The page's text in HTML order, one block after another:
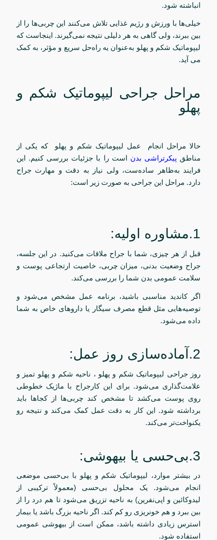
انباشته شود.
خیلی‌ها با ورزش و رژیم غذایی تلاش می‌کنند این چربی‌ها را از
بین ببرند، ولی گاهی به هر دلیلی نتیجه نمی‌گیرند. اینجاست که
لیپوماتیک شکم و پهلو به‌عنوان یه راه‌حل سریع و مؤثر، به کمک
می آید.
مراحل جراحی لیپوماتیک شکم و
پهلو
حالا مراحل انجام عمل لیپوماتیک شکم و پهلو که یکی از
مناطق پیکرتراشی بدن است را با جزئیات بررسی کنیم. این
فرایند به‌ظاهر ساده‌ست، ولی نیاز به دقت و مهارت جراح
دارد. مراحل این جراحی به صورت زیر است:
1.مشاوره اولیه:
قبل از هر چیزی، شما با جراح ملاقات می‌کنید. در این جلسه،
جراح وضعیت بدنی، میزان چربی، خاصیت ارتجاعی پوست و
سلامت عمومی‌ بدن شما را بررسی می‌کند.
اگر کاندید مناسبی باشید، برنامه عمل مشخص می‌شود و
توصیه‌هایی مثل قطع مصرف سیگار یا داروهای خاص به شما
داده می‌شود.
2.آماده‌سازی روز عمل:
روز جراحی لیپوماتیک شکم و پهلو ، ناحیه شکم و پهلو تمیز و
علامت‌گذاری می‌شود. برای این کارجراح با ماژیک خطوطی
روی پوست می‌کشد تا مشخص کند چربی‌ها از کجاها باید
برداشته شود. این کار به دقت عمل کمک می‌کند و نتیجه رو
یکنواخت‌تر می‌کند.
3.بی‌حسی یا بیهوشی:
در بیشتر موارد، لیپوماتیک شکم و پهلو با بی‌حسی موضعی
انجام می‌شود. یک محلول بی‌حسی (معمولاً ترکیبی از
لیدوکائین و اپی‌نفرین) به ناحیه تزریق می‌شود تا هم درد را از
بین ببرد و هم خونریزی رو کم کند. اگر ناحیه بزرگ باشد یا بیمار
استرس زیادی داشته باشد، ممکن است از بیهوشی عمومی
استفاده شود.